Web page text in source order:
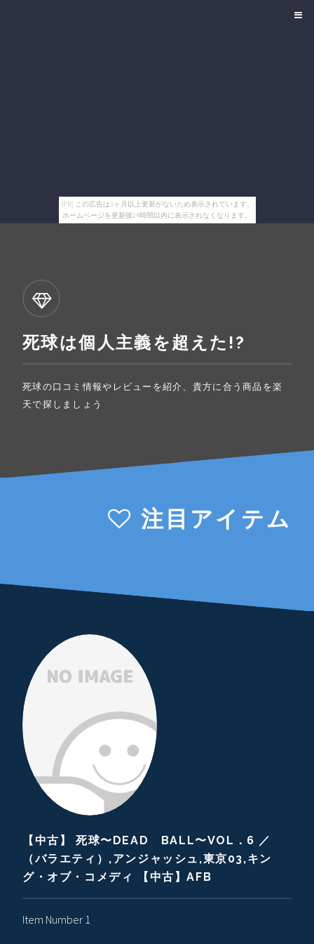
[PR] この広告は3ヶ月以上更新がないため表示されています。
ホームページを更新後24時間以内に表示されなくなります。
死球は個人主義を超えた!?
死球の口コミ情報やレビューを紹介、貴方に合う商品を楽
天で探しましょう
注目アイテム
【中古】 死球〜DEAD BALL〜VOL．6 ／
（バラエティ）,アンジャッシュ,東京03,キン
グ・オブ・コメディ 【中古】AFB
Item Number 1